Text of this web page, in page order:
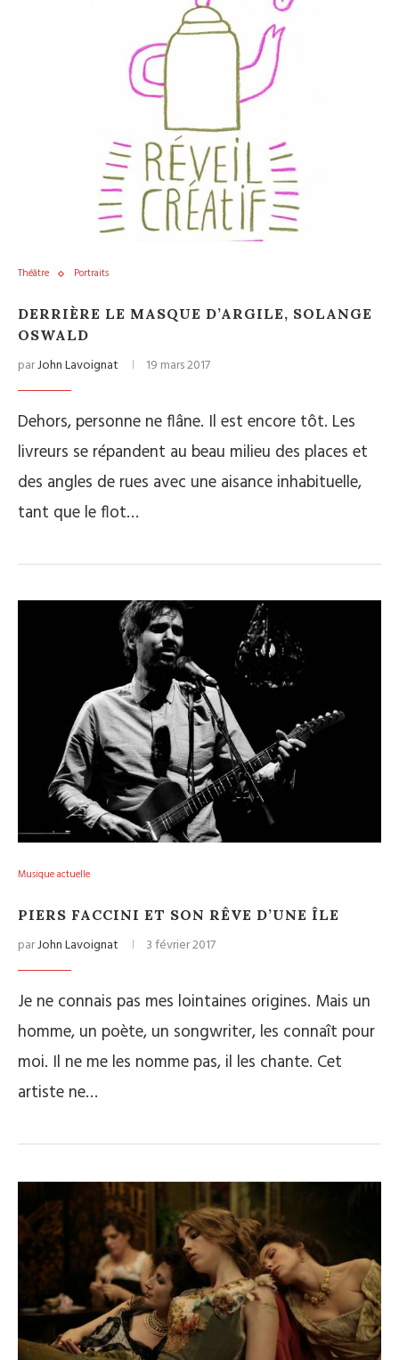
Théâtre Portraits
DERRIÈRE LE MASQUE D’ARGILE, SOLANGE
OSWALD
parJohn Lavoignat 19 mars 2017
Dehors, personne ne flâne. Il est encore tôt. Les
livreurs se répandent au beau milieu des places et
des angles de rues avec une aisance inhabituelle,
tant que le flot…
Musique actuelle
PIERS FACCINI ET SON RÊVE D’UNE ÎLE
parJohn Lavoignat 3 février 2017
Je ne connais pas mes lointaines origines. Mais un
homme, un poète, un songwriter, les connaît pour
moi. Il ne me les nomme pas, il les chante. Cet
artiste ne…